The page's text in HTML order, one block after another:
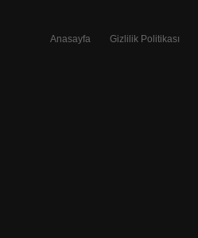
Anasayfa Gizlilik Politikası